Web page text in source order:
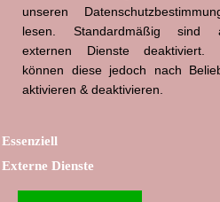
unseren
lesen. Standardmäßig sind
externen Dienste deaktiviert.
können diese jedoch nach
aktivieren & deaktivieren.
Essenziell
Externe Dienste